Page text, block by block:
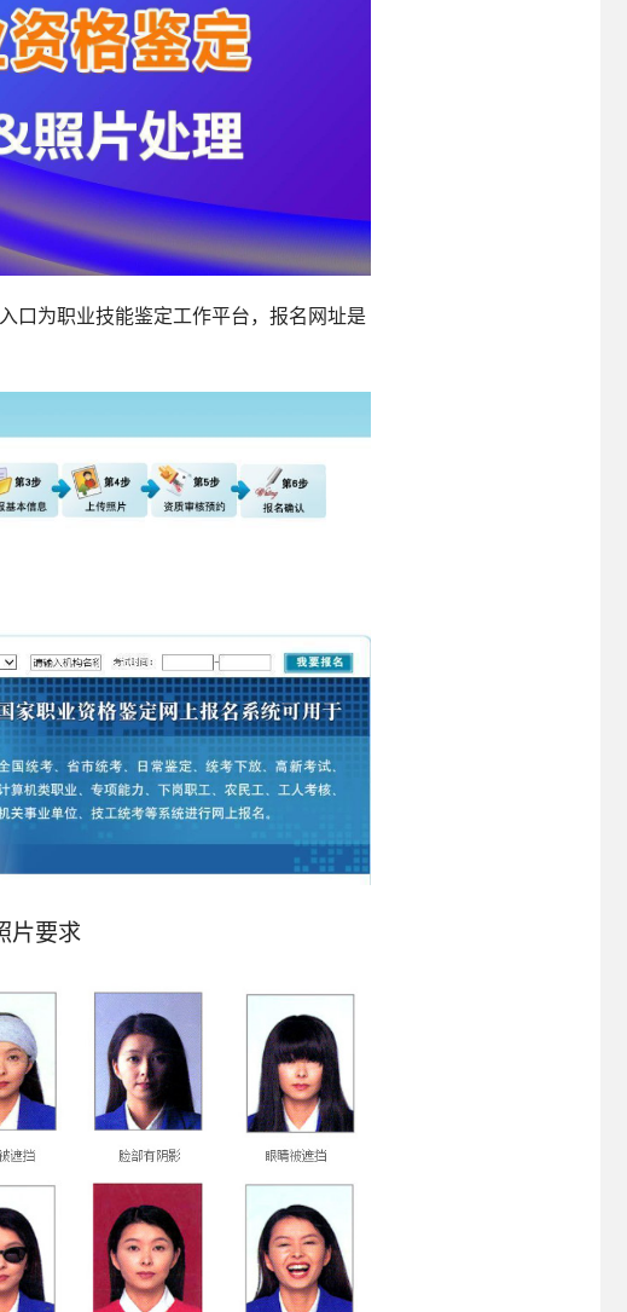
口为职业技能鉴定工作平台，报名网址是
片要求